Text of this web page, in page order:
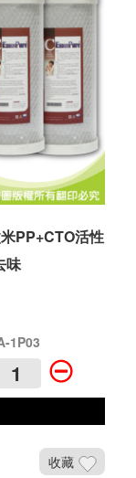
PP+CTO活性
味
1P03
收藏